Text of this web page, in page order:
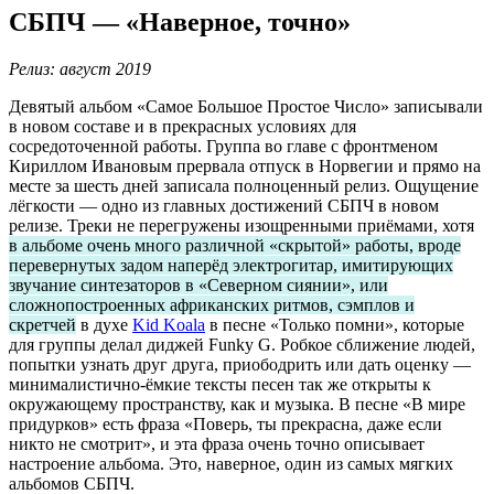
СБПЧ — «Наверное, точно»
Релиз: август 2019
Девятый альбом «Самое Большое Простое Число» записывали
в новом составе и в прекрасных условиях для
сосредоточенной работы. Группа во главе с фронтменом
Кириллом Ивановым прервала отпуск в Норвегии и прямо на
месте за шесть дней записала полноценный релиз. Ощущение
лёгкости — одно из главных достижений СБПЧ в новом
релизе. Треки не перегружены изощренными приёмами, хотя
в альбоме очень много различной «скрытой» работы, вроде
перевернутых задом наперёд электрогитар, имитирующих
звучание синтезаторов в «Северном сиянии», или
сложнопостроенных африканских ритмов, сэмплов и
скретчей в духе Kid Koala в песне «Только помни», которые
для группы делал диджей Funky G. Робкое сближение людей,
попытки узнать друг друга, приободрить или дать оценку —
минималистично-ёмкие тексты песен так же открыты к
окружающему пространству, как и музыка. В песне «В мире
придурков» есть фраза «Поверь, ты прекрасна, даже если
никто не смотрит», и эта фраза очень точно описывает
настроение альбома. Это, наверное, один из самых мягких
альбомов СБПЧ.